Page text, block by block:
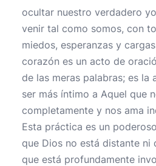
ocultar nuestro verdadero
venir tal como somos, con
miedos, esperanzas y
corazón es un acto de
de las meras palabras; es la
ser más íntimo a Aquel que
completamente y nos ama
Esta práctica es un
que Dios no está distante ni
que está profundamente